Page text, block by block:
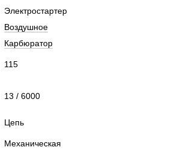
Электростартер
Воздушное
Карбюратор
115
13 / 6000
Цепь
Механическая